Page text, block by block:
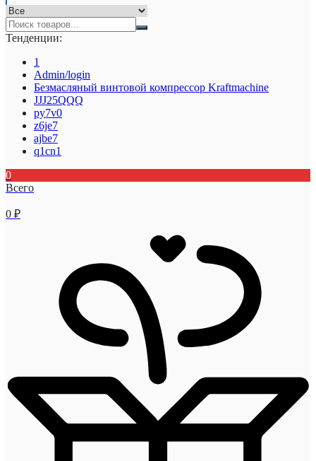
Тенденции:
1
Admin/login
Безмасляный винтовой компрессор Kraftmaсhine
JJJ25QQQ
py7v0
z6je7
ajbe7
q1cn1
0
Всего
0 ₽